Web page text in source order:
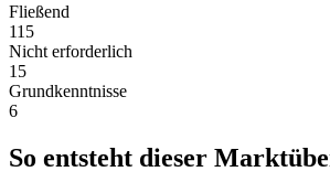
Fließend
115
Nicht erforderlich
15
Grundkenntnisse
6
So entsteht dieser